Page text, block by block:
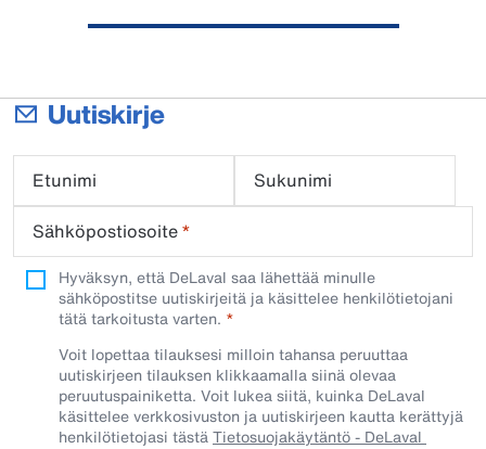
Uutiskirje
Etunimi
Sukunimi
Sähköpostiosoite*
Hyväksyn, että DeLaval saa lähettää minulle
sähköpostitse uutiskirjeitä ja käsittelee henkilötietojani
tätä tarkoitusta varten.
Voit lopettaa tilauksesi milloin tahansa peruuttaa
uutiskirjeen tilauksen klikkaamalla siinä olevaa
peruutuspainiketta. Voit lukea siitä, kuinka DeLaval
käsittelee verkkosivuston ja uutiskirjeen kautta kerättyjä
henkilötietojasi tästäTietosuojakäytäntö - DeLaval